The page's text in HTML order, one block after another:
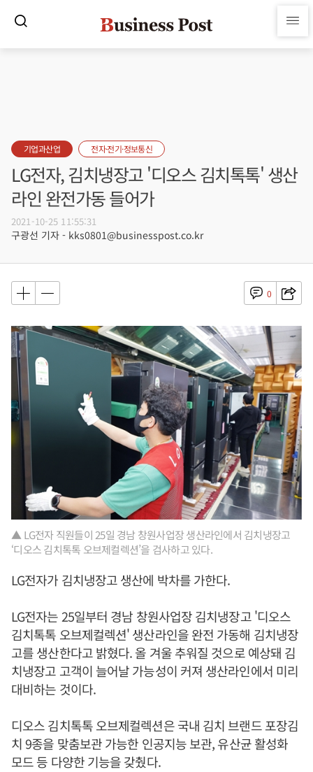
기업과산업 전자·전기·정보통신
LG전자, 김치냉장고 '디오스 김치톡톡' 생산
라인 완전가동 들어가
2021-10-25 11:55:31
구광선 기자 - kks0801@businesspost.co.kr
0
▲ LG전자 직원들이 25일 경남 창원사업장 생산라인에서 김치냉장고
‘디오스 김치톡톡 오브제컬렉션’을 검사하고 있다.
LG전자가 김치냉장고 생산에 박차를 가한다.
LG전자는 25일부터 경남 창원사업장 김치냉장고 '디오스
김치톡톡 오브제컬렉션' 생산라인을 완전 가동해 김치냉장
고를 생산한다고 밝혔다. 올 겨울 추워질 것으로 예상돼 김
치냉장고 고객이 늘어날 가능성이 커져 생산라인에서 미리
대비하는 것이다.
디오스 김치톡톡 오브제컬렉션은 국내 김치 브랜드 포장김
치 9종을 맞춤보관 가능한 인공지능 보관, 유산균 활성화
모드 등 다양한 기능을 갖췄다.